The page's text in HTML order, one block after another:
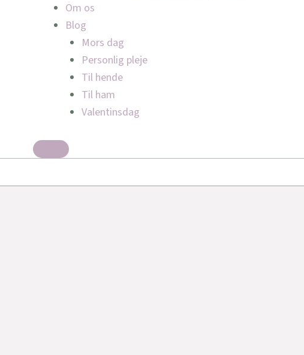
Om os
Blog
Mors dag
Personlig pleje
Til hende
Til ham
Valentinsdag